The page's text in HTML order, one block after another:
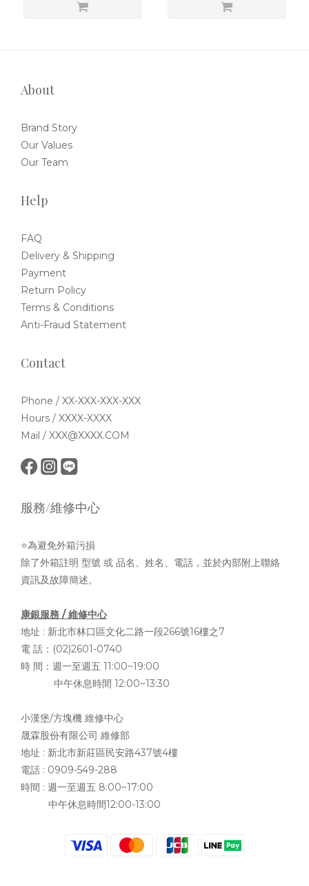
About
Brand Story
Our Values
Our Team
Help
FAQ
Delivery & Shipping
Payment
Return Policy
Terms & Conditions
Anti-Fraud Statement
Contact
Phone / XX-XXX-XXX-XXX
Hours / XXXX-XXXX
Mail / XXX@XXXX.COM
服務/維修中心
⭐為避免外箱污損
除了外箱註明 型號 或 品名、姓名、電話，並於內部附上聯絡
資訊及故障簡述。
康銀服務 / 維修中心
地址 : 新北市林口區文化二路一段266號16樓之7
電 話：(02)2601-0740
時 間：週一至週五 11:00~19:00
中午休息時間 12:00~13:30
小漢堡/方塊機 維修中心
晟霖股份有限公司 維修部
地址 : 新北市新莊區民安路437號4樓
電話 : 0909-549-288
時間 : 週一至週五 8:00~17:00
中午休息時間12:00-13:00